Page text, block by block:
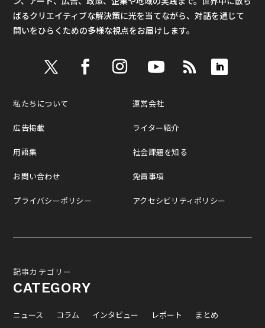
ばるクリエイティブな解決策に光を当てながら、対話を通じて
問いをひらくための多様な視点をお届けします。
私たちについて
広告掲載
用語集
お問い合わせ
プライバシーポリシー
運営会社
ライター紹介
社会課題を知る
免責事項
アクセシビリティポリシー
記事カテゴリー
CATEGORY
ニュース コラム インタビュー レポート
まとめ